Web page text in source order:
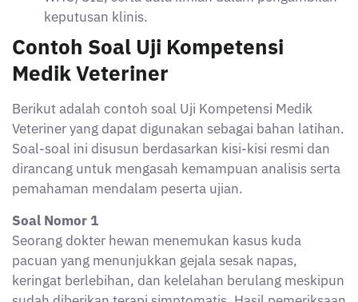
keputusan klinis.
Contoh Soal Uji Kompetensi
Medik Veteriner
Berikut adalah contoh soal Uji Kompetensi Medik
Veteriner yang dapat digunakan sebagai bahan latihan.
Soal-soal ini disusun berdasarkan kisi-kisi resmi dan
dirancang untuk mengasah kemampuan analisis serta
pemahaman mendalam peserta ujian.
Soal Nomor 1
Seorang dokter hewan menemukan kasus kuda
pacuan yang menunjukkan gejala sesak napas,
keringat berlebihan, dan kelelahan berulang meskipun